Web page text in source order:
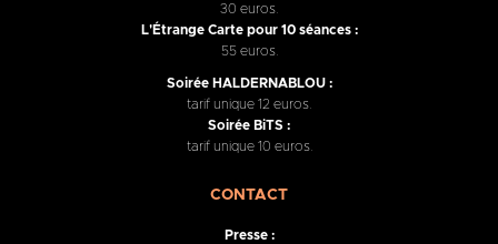
30 euros.
L'Étrange Carte pour 10 séances :
55 euros.
Soirée HALDERNABLOU :
tarif unique 12 euros.
Soirée BiTS :
tarif unique 10 euros.
CONTACT
Presse :